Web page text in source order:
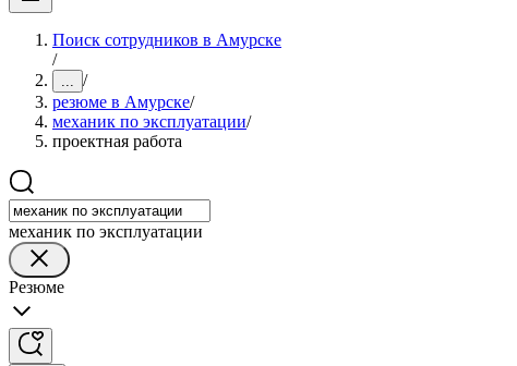
Поиск сотрудников в Амурске
/
... /
резюме в Амурске/
механик по эксплуатации/
проектная работа
механик по эксплуатации
Резюме